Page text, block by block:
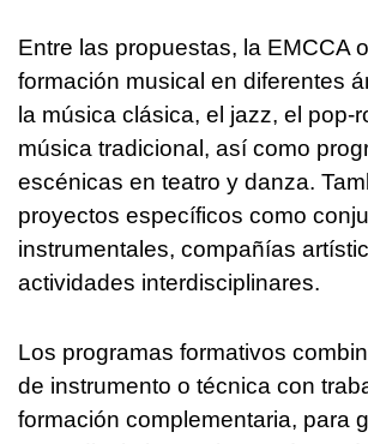
Entre las propuestas, la EMCCA
formación musical en diferentes
la música clásica, el jazz, el pop-
música tradicional, así como
escénicas en teatro y danza.
proyectos específicos como
instrumentales, compañías
actividades interdisciplinares.
Los programas formativos
de instrumento o técnica con
formación complementaria, para